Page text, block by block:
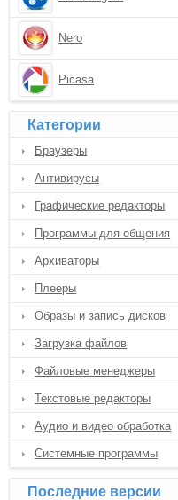
Nero
Picasa
Категории
Браузеры
Антивирусы
Графические редакторы
Программы для общения
Архиваторы
Плееры
Образы и запись дисков
Загрузка файлов
Файловые менеджеры
Текстовые редакторы
Аудио и видео обработка
Системные программы
Последние версии